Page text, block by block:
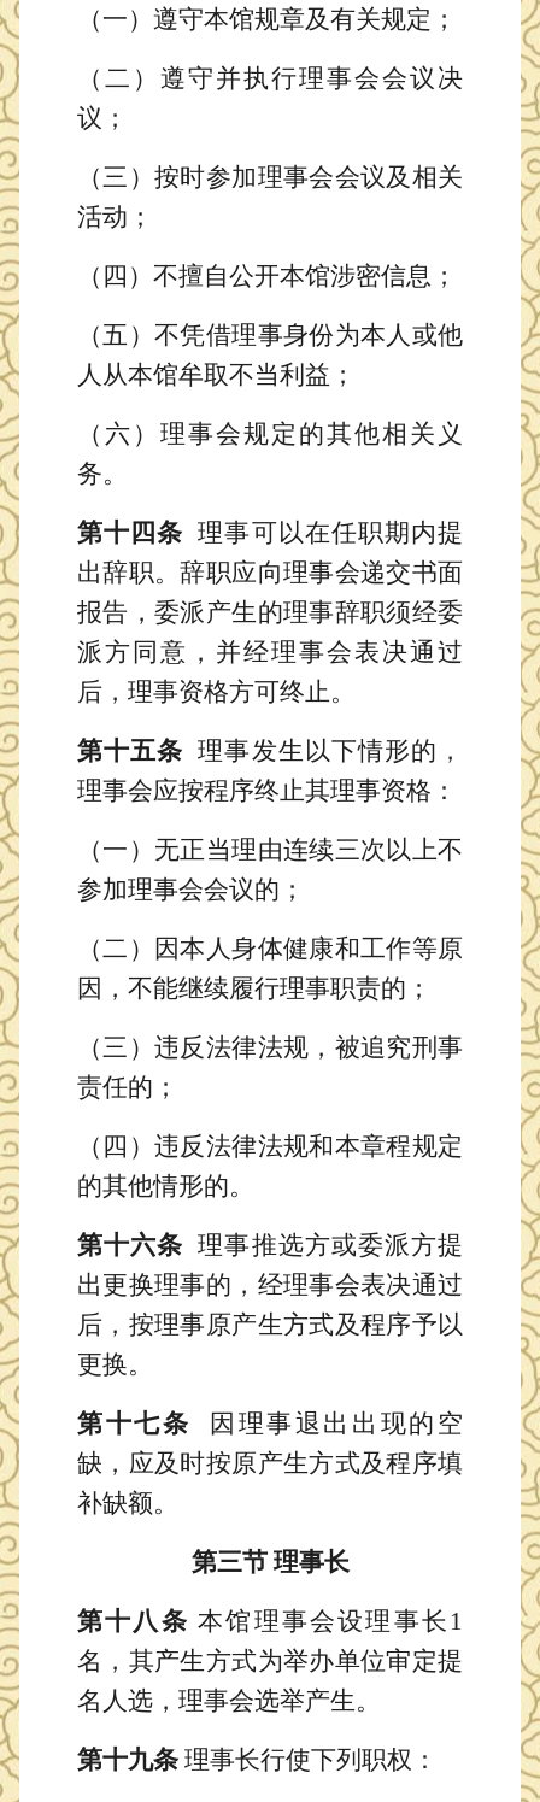
（一）遵守本馆规章及有关规定；
（二）遵守并执行理事会会议决
议；
（三）按时参加理事会会议及相关
活动；
（四）不擅自公开本馆涉密信息；
（五）不凭借理事身份为本人或他
人从本馆牟取不当利益；
（六）理事会规定的其他相关义
务。
第十四条 理事可以在任职期内提
出辞职。辞职应向理事会递交书面
报告，委派产生的理事辞职须经委
派方同意，并经理事会表决通过
后，理事资格方可终止。
第十五条 理事发生以下情形的，
理事会应按程序终止其理事资格：
（一）无正当理由连续三次以上不
参加理事会会议的；
（二）因本人身体健康和工作等原
因，不能继续履行理事职责的；
（三）违反法律法规，被追究刑事
责任的；
（四）违反法律法规和本章程规定
的其他情形的。
第十六条 理事推选方或委派方提
出更换理事的，经理事会表决通过
后，按理事原产生方式及程序予以
更换。
第十七条
因理事退出出现的空
缺，应及时按原产生方式及程序填
补缺额。
第三节 理事长
第十八条 本馆理事会设理事长 1
名，其产生方式为举办单位审定提
名人选，理事会选举产生。
第十九条 理事长行使下列职权：